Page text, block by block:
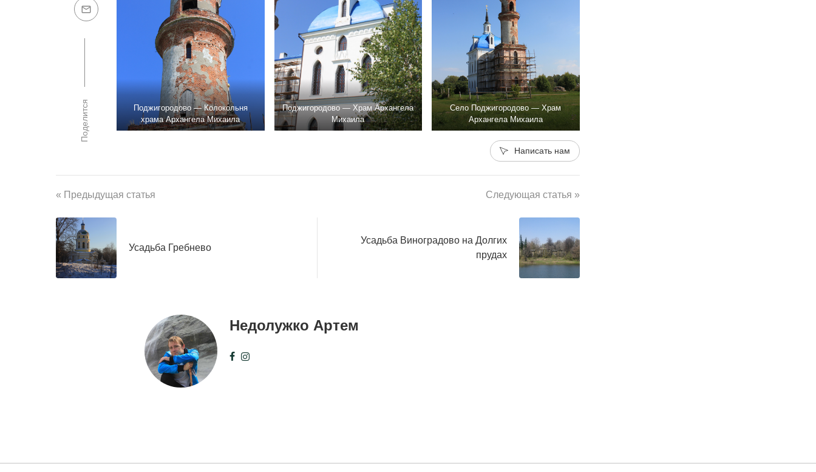
Поделится
Поджигородово — Колокольня
храма Архангела Михаила
Поджигородово — Храм Архангела
Михаила
Село Поджигородово — Храм
Архангела Михаила
Написать нам
« Предыдущая статья
Усадьба Гребнево
Следующая статья »
Усадьба Виноградово на Долгих
прудах
Недолужко Артем